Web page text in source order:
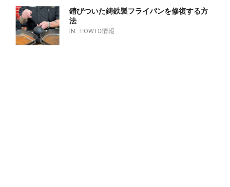
錆びついた鋳鉄製フライパンを修復する方
法
IN: HOWTO情報